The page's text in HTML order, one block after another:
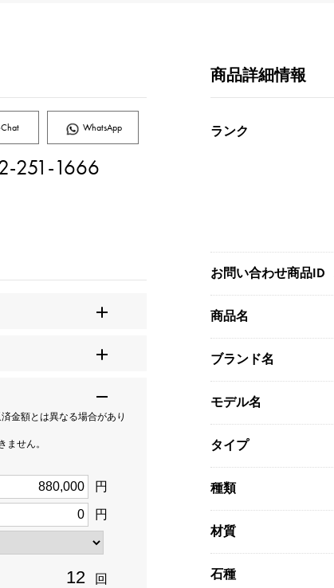
WhatsApp
251-1666
金額とは異なる場合があり
せん。
円
円
回
商品詳細情報
ランク
お問い合わせ商品ID
商品名
ブランド名
モデル名
タイプ
種類
材質
石種